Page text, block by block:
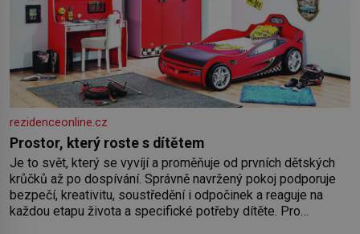
rezidenceonline.cz
Prostor, který roste s dítětem
Je to svět, který se vyvíjí a proměňuje od prvních dětských
krůčků až po dospívání. Správně navržený pokoj podporuje
bezpečí, kreativitu, soustředění i odpočinek a reaguje na
každou etapu života a specifické potřeby dítěte. Pro